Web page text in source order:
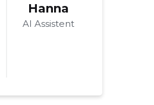
Hanna
AI Assistent